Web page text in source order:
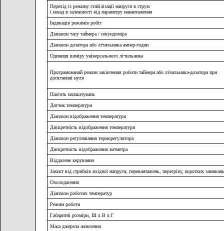
Перехід із режиму стабілізації напруги в струм
і назад в залежності від параметру навантаження
Індикація режимів робіт
Діапазон часу таймера / секундоміра
Діапазон дозатора або лічильника ампер-годин
Одиниця виміру універсального лічильника
Програмований режим закінчення роботи таймера або лічильника-дозатора при
досягненні нуля
Пам'ять налаштувань
Датчик температури
Діапазон відображення температури
Дискретність відображення температури
Діапазон регулювання терморегулятора
Дискретність відображення ватметра
Віддалене керування
Захист від стрибків вхідної напруги, перевантажень, перегріву, коротких замикань
Охолодження
Діапазон робочих температур
Режим роботи
Габаритні розміри, Ш х В х Г
Маса джерела живлення